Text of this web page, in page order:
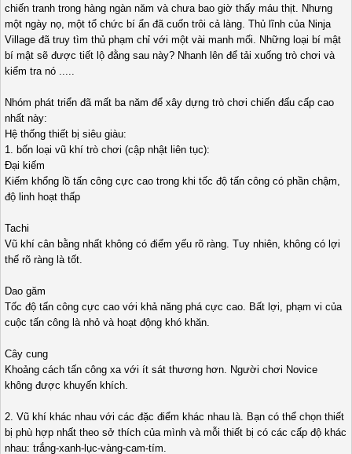
chiến tranh trong hàng ngàn năm và chưa bao giờ thấy máu thịt. Nhưng
một ngày nọ, một tổ chức bí ẩn đã cuốn trôi cả làng. Thủ lĩnh của Ninja
Village đã truy tìm thủ phạm chỉ với một vài manh mối. Những loại bí mật
bí mật sẽ được tiết lộ đằng sau này? Nhanh lên để tải xuống trò chơi và
kiểm tra nó .....
Nhóm phát triển đã mất ba năm để xây dựng trò chơi chiến đấu cấp cao
nhất này:
Hệ thống thiết bị siêu giàu:
1. bốn loại vũ khí trò chơi (cập nhật liên tục):
Đại kiếm
Kiếm khổng lồ tấn công cực cao trong khi tốc độ tấn công có phần chậm,
độ linh hoạt thấp
Tachi
Vũ khí cân bằng nhất không có điểm yếu rõ ràng. Tuy nhiên, không có lợi
thế rõ ràng là tốt.
Dao găm
Tốc độ tấn công cực cao với khả năng phá cực cao. Bất lợi, phạm vi của
cuộc tấn công là nhỏ và hoạt động khó khăn.
Cây cung
Khoảng cách tấn công xa với ít sát thương hơn. Người chơi Novice
không được khuyến khích.
2. Vũ khí khác nhau với các đặc điểm khác nhau là. Bạn có thể chọn thiết
bị phù hợp nhất theo sở thích của mình và mỗi thiết bị có các cấp độ khác
nhau: trắng-xanh-lục-vàng-cam-tím.